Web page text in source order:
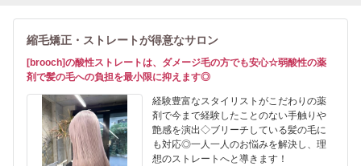
縮毛矯正・ストレートが得意なサロン
[brooch]の酸性ストレートは、ダメージ毛の方でも安心☆弱酸性の薬
剤で髪の毛への負担を最小限に抑えます◎
経験豊富なスタイリストがこだわりの薬
剤で今まで経験したことのない手触りや
艶感を演出◇ブリーチしている髪の毛に
も対応◎一人一人のお悩みを解決し、理
想のストレートへと導きます！